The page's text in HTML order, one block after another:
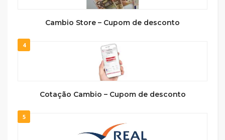
Cambio Store – Cupom de desconto
4
Cotação Cambio – Cupom de desconto
5